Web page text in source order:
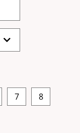
7 8